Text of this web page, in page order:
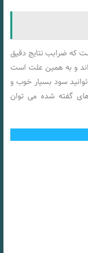
که ضرابب نتایج دقیق
اند و به همین علت است
سود بسیار خوب و
گفته شده می توان